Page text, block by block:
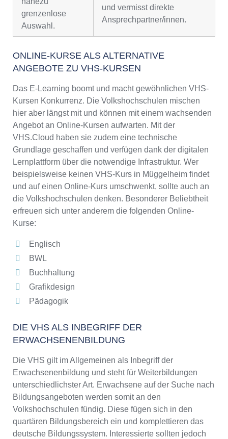
grenzenlose
Auswahl.
und vermisst direkte
Ansprechpartner/innen.
ONLINE-KURSE ALS ALTERNATIVE
ANGEBOTE ZU VHS-KURSEN
Das E-Learning boomt und macht gewöhnlichen VHS-
Kursen Konkurrenz. Die Volkshochschulen mischen
hier aber längst mit und können mit einem wachsenden
Angebot an Online-Kursen aufwarten. Mit der
VHS.Cloud haben sie zudem eine technische
Grundlage geschaffen und verfügen dank der digitalen
Lernplattform über die notwendige Infrastruktur. Wer
beispielsweise keinen VHS-Kurs in Müggelheim findet
und auf einen Online-Kurs umschwenkt, sollte auch an
die Volkshochschulen denken. Besonderer Beliebtheit
erfreuen sich unter anderem die folgenden Online-
Kurse:
Englisch
BWL
Buchhaltung
Grafikdesign
Pädagogik
DIE VHS ALS INBEGRIFF DER
ERWACHSENENBILDUNG
Die VHS gilt im Allgemeinen als Inbegriff der
Erwachsenenbildung und steht für Weiterbildungen
unterschiedlichster Art. Erwachsene auf der Suche nach
Bildungsangeboten werden somit an den
Volkshochschulen fündig. Diese fügen sich in den
quartären Bildungsbereich ein und komplettieren das
deutsche Bildungssystem. Interessierte sollten jedoch